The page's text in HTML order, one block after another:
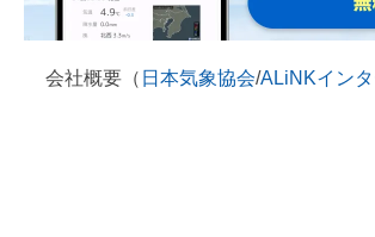
会社概要（ 日本気象協会/ALiNKインタ